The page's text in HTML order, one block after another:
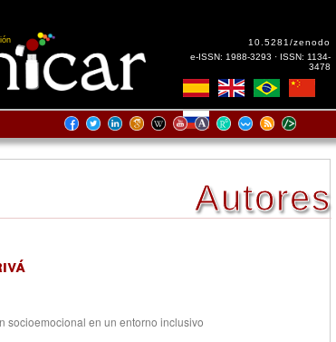
10.5281/zenodo
e-ISSN: 1988-3293 · ISSN: 1134-
3478
Autores
socioemocional en un entorno inclusivo